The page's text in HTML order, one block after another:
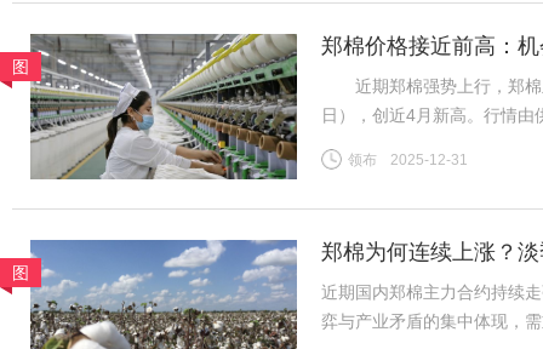
图
郑棉价格接近前高：
近期郑棉强势上行，郑棉
日），创近4月新高。行情
（一）供给预期收紧成核
领布 2025-12-31
图
郑棉为何连续上涨？
近期国内郑棉主力合约持续
弈与产业矛盾的集中体现，